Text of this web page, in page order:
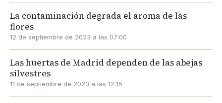
La contaminación degrada el aroma de las
flores
12 de septiembre de 2023 a las 07:00
Las huertas de Madrid dependen de las abejas
silvestres
11 de septiembre de 2023 a las 12:15